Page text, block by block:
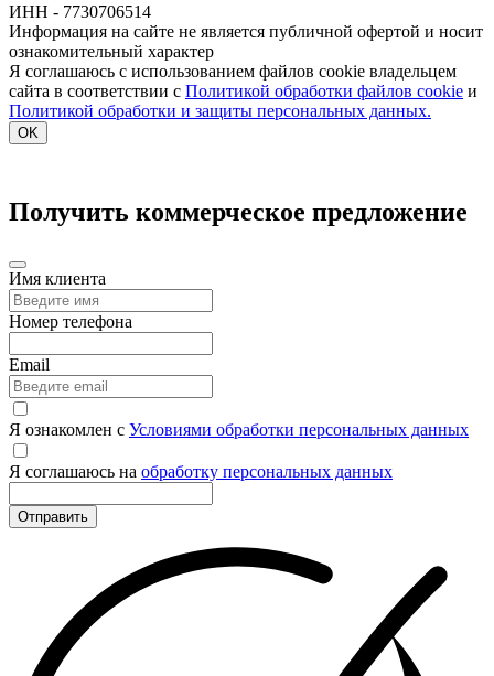
ИНН - 7730706514
Информация на сайте не является публичной офертой и носит
ознакомительный характер
Я соглашаюсь с использованием файлов cookie владельцем
сайта в соответствии с Политикой обработки файлов cookie и
Политикой обработки и защиты персональных данных.
OK
Получить коммерческое предложение
Имя клиента
Номер телефона
Email
Я ознакомлен с Условиями обработки персональных данных
Я соглашаюсь на обработку персональных данных
Отправить